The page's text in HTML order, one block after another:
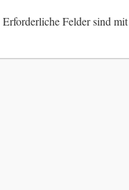
Erforderliche Felder sind mit